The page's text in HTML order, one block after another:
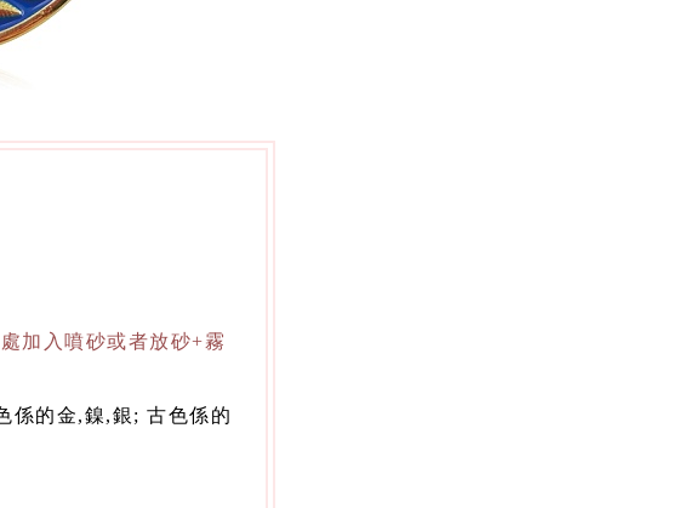
加入噴砂或者放砂+霧
係的金,鎳,銀; 古色係的